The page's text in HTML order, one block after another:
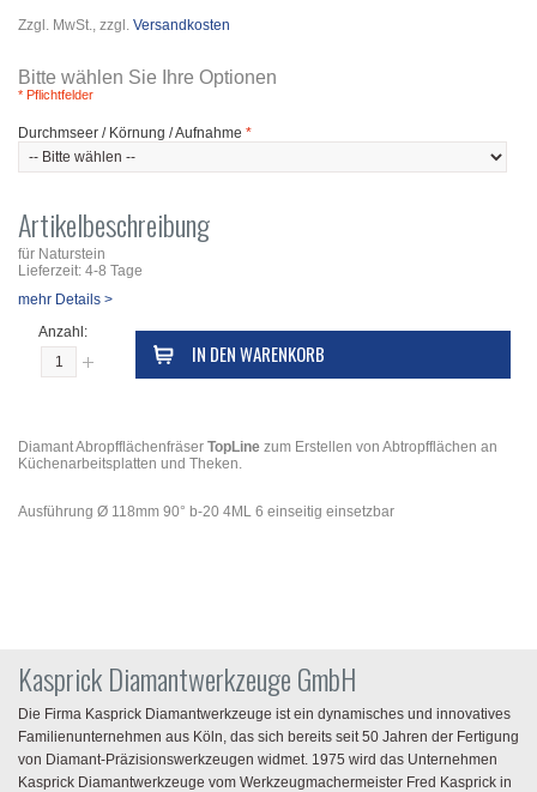
Zzgl. MwSt., zzgl. Versandkosten
Bitte wählen Sie Ihre Optionen
Durchmseer / Körnung / Aufnahme *
* Pflichtfelder
Artikelbeschreibung
für Naturstein
Lieferzeit: 4-8 Tage
mehr Details >
Anzahl:
IN DEN WARENKORB
Diamant Abropfflächenfräser TopLine zum Erstellen von Abtropfflächen an
Küchenarbeitsplatten und Theken.
Ausführung Ø 118mm 90° b-20 4ML 6 einseitig einsetzbar
Kasprick Diamantwerkzeuge GmbH
Die Firma Kasprick Diamantwerkzeuge ist ein dynamisches und innovatives
Familienunternehmen aus Köln, das sich bereits seit 50 Jahren der Fertigung
von Diamant-Präzisionswerkzeugen widmet. 1975 wird das Unternehmen
Kasprick Diamantwerkzeuge vom Werkzeugmachermeister Fred Kasprick in